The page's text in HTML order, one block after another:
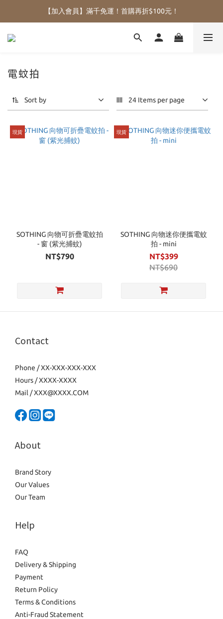
【加入會員】滿千免運！首購再折$100元！
電蚊拍
Sort by 24 Items per page
現貨
SOTHING 向物可折疊電蚊拍
- 窗 (紫光捕蚊)
NT$790
現貨
SOTHING 向物迷你便攜電蚊
拍 - mini
NT$399
NT$690
Contact
Phone / XX-XXX-XXX-XXX
Hours / XXXX-XXXX
Mail / XXX@XXXX.COM
About
Brand Story
Our Values
Our Team
Help
FAQ
Delivery & Shipping
Payment
Return Policy
Terms & Conditions
Anti-Fraud Statement